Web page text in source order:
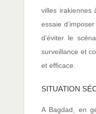
villes irakiennes
essaie
d’éviter le
surveillance et
et efficace.
SITUATION
A Bagdad, en